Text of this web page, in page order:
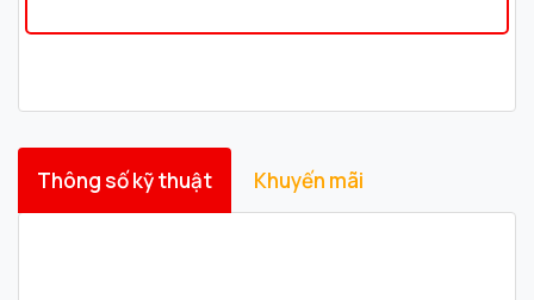
Thông số kỹ thuật Khuyến mãi